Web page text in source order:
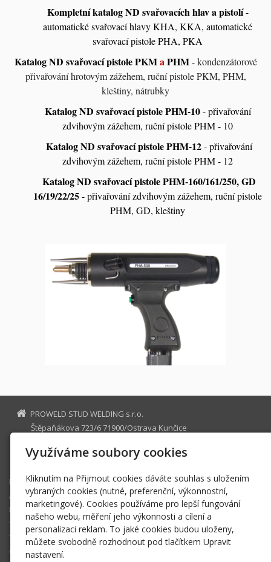
Kompletní katalog ND svařovacích hlav a pistolí-
automatické svařovací hlavy KHA, KKA, automatické
svařovací pistole PHA, PKA
Katalog ND svařovací pistole PKMaPHM - kondenzátorové
přivařování hrotovým zážehem, ruční pistole PKM, PHM,
kleštiny, nátrubky
Katalog ND svařovací pistolePHM-10- přivařování
zdvihovým zážehem, ruční pistole PHM - 10
Katalog ND svařovací pistole PHM-12- přivařování
zdvihovým zážehem, ruční pistole PHM - 12
Katalog ND svařovací pistole PHM-160/161/250, GD
16/19/22/25- přivařování zdvihovým zážehem, ruční pistole
PHM, GD, kleštiny
PROWELD STUD WELDING s.r.o.
Štěpaňákova 723/6 71900/Ostrava Kunčice
proweld@proweld.cz
+420737920600 +420603491549 +420733686684
Hlavní stránka
AKTUAL/28.KT/2026 NEW!!!
Produkty
Služby/NEW
Technologie
Galerie
Využíváme soubory cookies
Kliknutím na Přijmout cookies dáváte souhlas s uložením
vybraných cookies (nutné, preferenční, výkonnostní,
marketingové). Cookies používáme pro lepší fungování
našeho webu, měření jeho výkonnosti a cílení a
personalizaci reklam. To jaké cookies budou uloženy,
můžete svobodně rozhodnout pod tlačítkem Upravit
nastavení.